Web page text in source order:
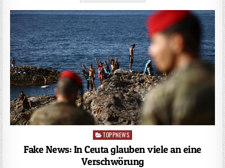
Posted
TOPPNEWS
Fake News: In Ceuta glauben viele an eine
Verschwörung